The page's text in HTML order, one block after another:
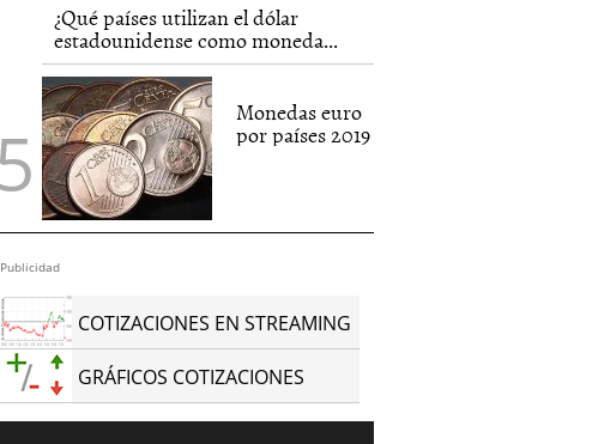
¿Qué países utilizan el dólar
estadounidense como moneda...
Monedas euro
por países 2019
Publicidad
COTIZACIONES EN STREAMING
GRÁFICOS COTIZACIONES